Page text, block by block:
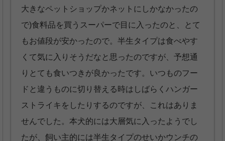
大きなペットショップかネットにしかなかったの
で)食料品を買うスーパーで目に入ったのと、とて
もお値段が安かったので。半生タイプは食べやす
くて気に入りそうだなと思ったのですが、予想通
りとても食いつきが良かったです。いつものフー
ドと違うものに切り替える時はしばらくハンガー
ストライキをしたりするのですが、これはありま
せんでした。本犬的には大層気に入ったようでし
たが、飼い主的には半生タイプのせいかウンチの